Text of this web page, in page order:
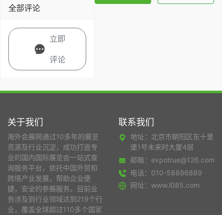
全部评论
立即
评论
关于我们
海外会展网通过10多年的展览
资源及行业沉淀，成功打造专
业的国内国际展览会一站式查
询服务平台，依托中国外贸和
跨境产业发展，帮助企业便
捷，安全的参展服务。目前业
务涉及到行业领域达到219个行
业，覆盖全球超过110多个国家
联系我们
地址：北京市朝阳区东十里
堡1号未来时大厦4层
邮箱：expotrue@126.com
电话：010-58896889
网址：www.l085.com